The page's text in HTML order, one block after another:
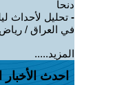
دنحا
- تحليل لأحداث
في العراق /
المزيد.....
احدث الأخبار